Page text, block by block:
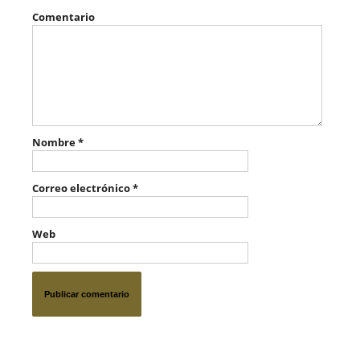
Comentario
Nombre*
Correo electrónico*
Web